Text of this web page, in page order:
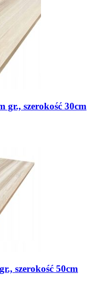
gr., szerokość 30cm
szerokość 50cm